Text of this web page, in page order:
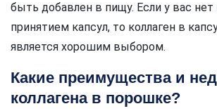
быть добавлен в пищу. Если у вас нет
принятием капсул, то коллаген в
является хорошим выбором.
Какие преимущества и
коллагена в порошке?